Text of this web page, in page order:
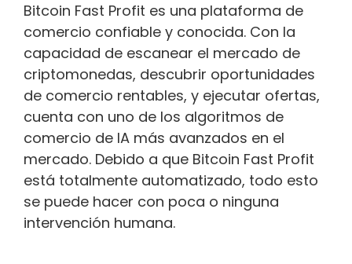
Bitcoin Fast Profit es una plataforma de
comercio confiable y conocida. Con la
capacidad de escanear el mercado de
criptomonedas, descubrir oportunidades
de comercio rentables, y ejecutar ofertas,
cuenta con uno de los algoritmos de
comercio de IA más avanzados en el
mercado. Debido a que Bitcoin Fast Profit
está totalmente automatizado, todo esto
se puede hacer con poca o ninguna
intervención humana.